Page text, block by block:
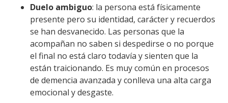
Duelo ambiguo: la persona está físicamente
presente pero su identidad, carácter y recuerdos
se han desvanecido. Las personas que la
acompañan no saben si despedirse o no porque
el final no está claro todavía y sienten que la
están traicionando. Es muy común en procesos
de demencia avanzada y conlleva una alta carga
emocional y desgaste.